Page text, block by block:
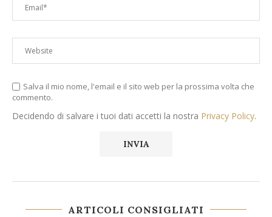
Salva il mio nome, l'email e il sito web per la prossima volta che
commento.
Decidendo di salvare i tuoi dati accetti la nostra Privacy Policy.
ARTICOLI CONSIGLIATI